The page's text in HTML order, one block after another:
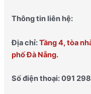
Thông tin liên hệ:
Địa chỉ:Tầng 4, tòa
phố Đà Nẵng.
Số điện thoại: 091